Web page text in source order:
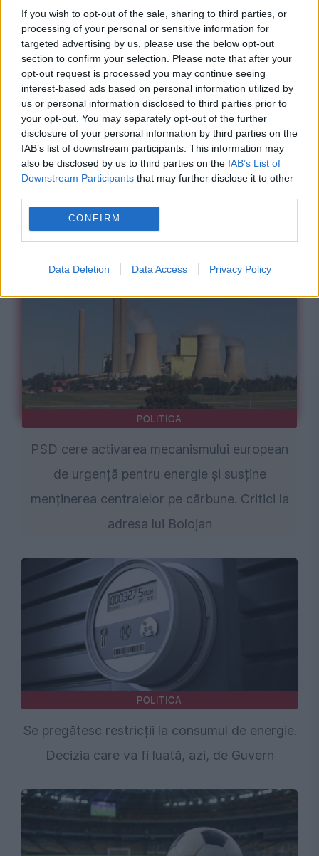
If you wish to opt-out of the sale, sharing to third parties, or
processing of your personal or sensitive information for
targeted advertising by us, please use the below opt-out
section to confirm your selection. Please note that after your
opt-out request is processed you may continue seeing
interest-based ads based on personal information utilized by
us or personal information disclosed to third parties prior to
your opt-out. You may separately opt-out of the further
disclosure of your personal information by third parties on the
IAB’s list of downstream participants. This information may
also be disclosed by us to third parties on the IAB’s List of
Downstream Participants that may further disclose it to other
CONFIRM
Data Deletion Data Access Privacy Policy
SPORT
Mihai Stoica: El are grijă de banii mei. De ce nu
mai face FCSB achiziții scumpe
POLITICA
PSD cere activarea mecanismului european
de urgență pentru energie și susține
menținerea centralelor pe cărbune. Critici la
adresa lui Bolojan
POLITICA
Se pregătesc restricții la consumul de energie.
Decizia care va fi luată, azi, de Guvern